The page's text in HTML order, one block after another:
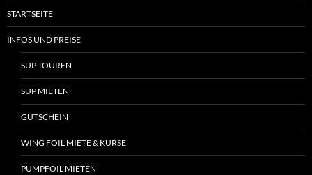
STARTSEITE
INFOS UND PREISE
SUP TOUREN
SUP MIETEN
GUTSCHEIN
WING FOIL MIETE & KURSE
PUMPFOIL MIETEN